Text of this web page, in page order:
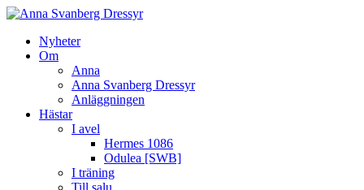
Nyheter
Om
Anna
Anna Svanberg Dressyr
Anläggningen
Hästar
I avel
Hermes 1086
Odulea [SWB]
I träning
Till salu